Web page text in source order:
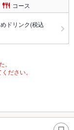
コース
ドリンク(税込
ださい。